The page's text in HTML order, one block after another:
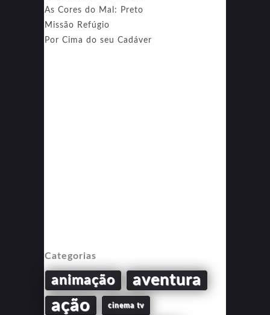
As Cores do Mal: Preto
Missão Refúgio
Por Cima do seu Cadáver
Categorias
animação aventura
ação cinema tv